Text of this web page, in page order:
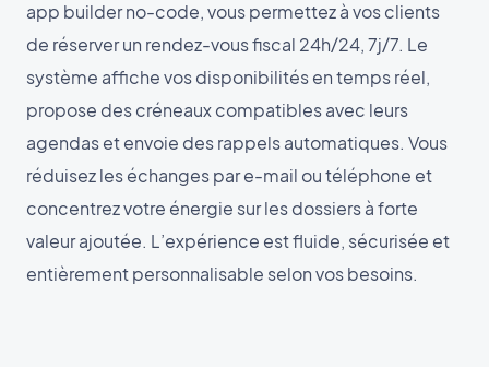
app builder no-code, vous permettez à vos clients
de réserver un rendez-vous fiscal 24h/24, 7j/7. Le
système affiche vos disponibilités en temps réel,
propose des créneaux compatibles avec leurs
agendas et envoie des rappels automatiques. Vous
réduisez les échanges par e-mail ou téléphone et
concentrez votre énergie sur les dossiers à forte
valeur ajoutée. L’expérience est fluide, sécurisée et
entièrement personnalisable selon vos besoins.